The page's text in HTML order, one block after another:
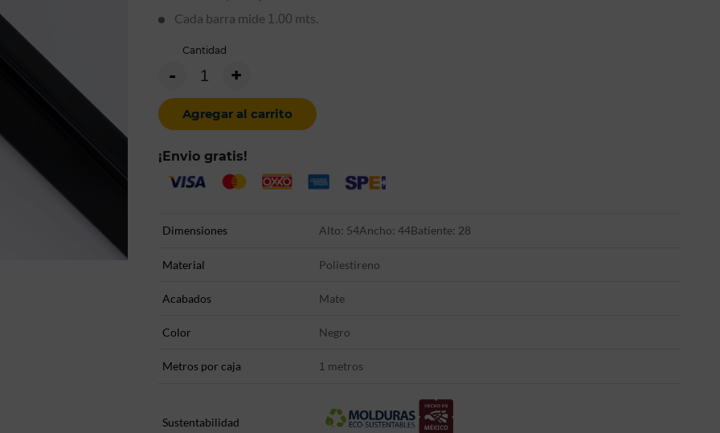
Cada barra mide 1.00 mts.
Cantidad
- +
Agregar al carrito
¡Envio gratis!
Dimensiones Alto: 54Ancho: 44Batiente: 28
Material Poliestireno
Acabados Mate
Color Negro
Metros por caja 1 metros
Sustentabilidad